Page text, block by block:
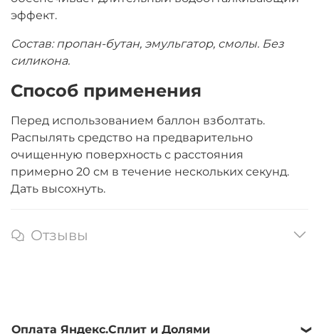
эффект.
Состав: пропан-бутан, эмульгатор, смолы. Без
силикона.
Способ применения
Перед использованием баллон взболтать.
Распылять средство на предварительно
очищенную поверхность с расстояния
примерно 20 см в течение нескольких секунд.
Дать высохнуть.
Отзывы
Оплата Яндекс.Сплит и Долями